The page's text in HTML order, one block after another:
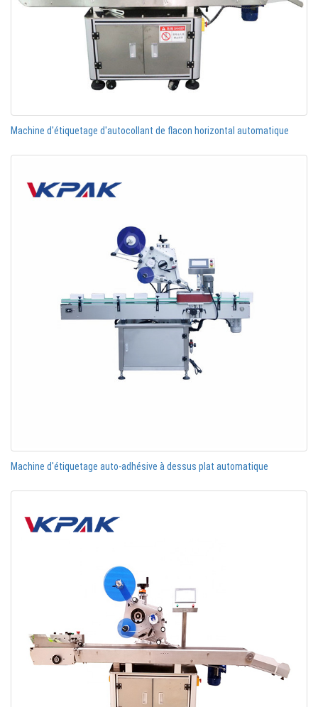
Machine d'étiquetage d'autocollant de flacon horizontal automatique
Machine d'étiquetage auto-adhésive à dessus plat automatique